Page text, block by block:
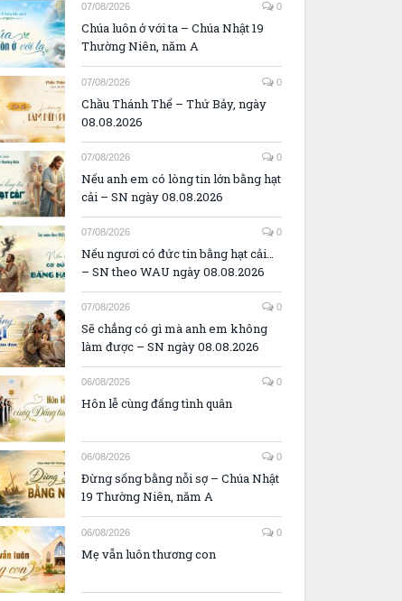
07/08/2026 0
Chúa luôn ở với ta – Chúa Nhật 19
Thường Niên, năm A
07/08/2026 0
Chầu Thánh Thể – Thứ Bảy, ngày
08.08.2026
07/08/2026 0
Nếu anh em có lòng tin lớn bằng hạt
cải – SN ngày 08.08.2026
07/08/2026 0
Nếu ngươi có đức tin bằng hạt cải…
– SN theo WAU ngày 08.08.2026
07/08/2026 0
Sẽ chẳng có gì mà anh em không
làm được – SN ngày 08.08.2026
06/08/2026 0
Hôn lễ cùng đấng tình quân
06/08/2026 0
Đừng sống bằng nỗi sợ – Chúa Nhật
19 Thường Niên, năm A
06/08/2026 0
Mẹ vẫn luôn thương con